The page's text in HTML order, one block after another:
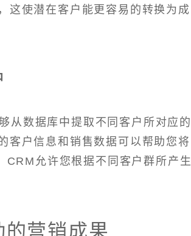
这使潜在客户能更容易的转换为成
从数据库中提取不同客户所对应
户信息和销售数据可以帮助您将
CRM允许您根据不同客户群所产
营销成果